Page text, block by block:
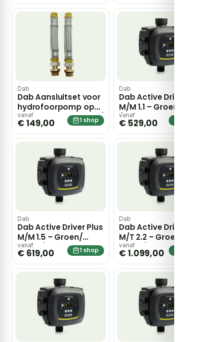
Dab
Dab Aansluitset voor
hydrofoorpomp op
waterleiding – Groen/
zwart / RVS
vanaf
€ 149,00 1 shop
Dab
Dab Active Driver Plus
M/M 1.1 – Groen/ zwart
/ RVS
vanaf
€ 529,00
Dab
Dab Active Driver Plus
M/M 1.5 – Groen/
zwart / RVS
vanaf
€ 619,00 1 shop
Dab
Dab Active Driver Plus
M/T 2.2 – Groen/
zwart / RVS
vanaf
€ 1.099,00